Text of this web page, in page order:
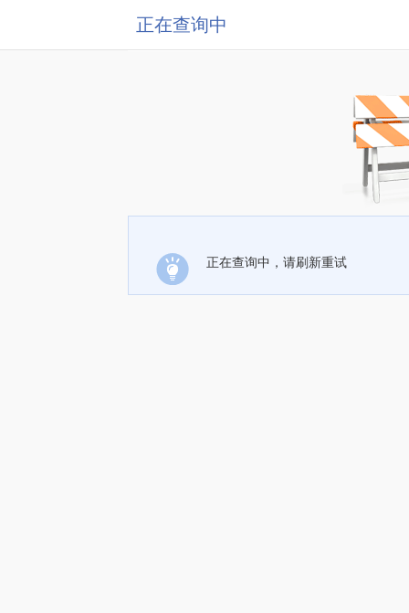
正在查询中
正在查询中，请刷新重试